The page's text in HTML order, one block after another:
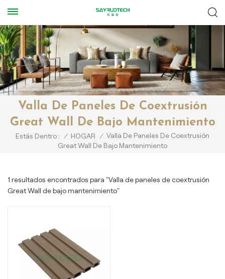
Valla De Paneles De Coextrusión
Great Wall De Bajo Mantenimiento
Estás Dentro : / HOGAR / Valla De Paneles De Coextrusión
Great Wall De Bajo Mantenimiento
1 resultados encontrados para "Valla de paneles de coextrusión
Great Wall de bajo mantenimiento"